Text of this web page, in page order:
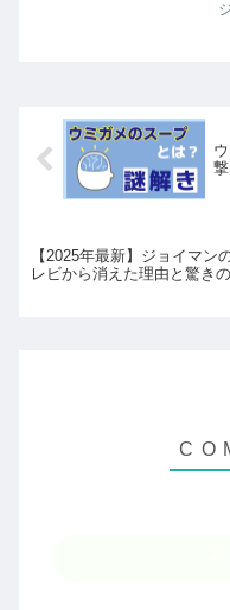
【2025年最新】ジョイマン
レビから消えた理由と驚き